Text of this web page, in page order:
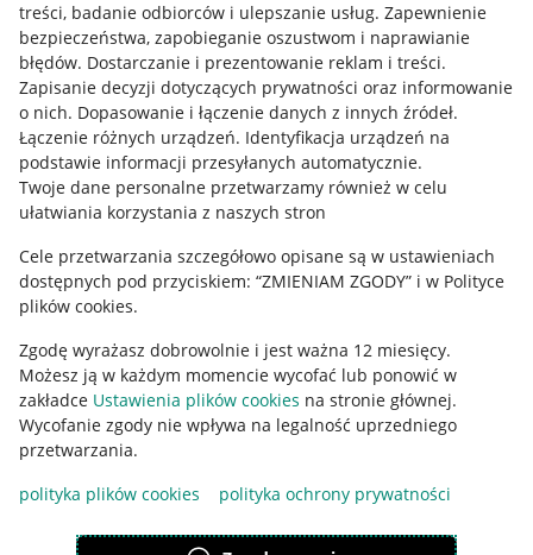
treści, badanie odbiorców i ulepszanie usług. Zapewnienie
bezpieczeństwa, zapobieganie oszustwom i naprawianie
błędów. Dostarczanie i prezentowanie reklam i treści.
Zapisanie decyzji dotyczących prywatności oraz informowanie
o nich. Dopasowanie i łączenie danych z innych źródeł.
Łączenie różnych urządzeń. Identyfikacja urządzeń na
podstawie informacji przesyłanych automatycznie.
Twoje dane personalne przetwarzamy również w celu
ułatwiania korzystania z naszych stron
Cele przetwarzania szczegółowo opisane są w ustawieniach
dostępnych pod przyciskiem: “ZMIENIAM ZGODY” i w Polityce
plików cookies.
Zgodę wyrażasz dobrowolnie i jest ważna 12 miesięcy.
Możesz ją w każdym momencie wycofać lub ponowić w
zakładce Ustawienia plików cookies na stronie głównej.
Wycofanie zgody nie wpływa na legalność uprzedniego
przetwarzania.
polityka plików cookies
polityka ochrony prywatności
Mapa miejscowości
Informacje prawne
Regulamin
Polityka plików "cookies"
Ustawienia plików "cookies"
Udostępnianie lokalizacji
Informacje dla Aktu o Usługach Cyfrowych
Pobierz aplikację